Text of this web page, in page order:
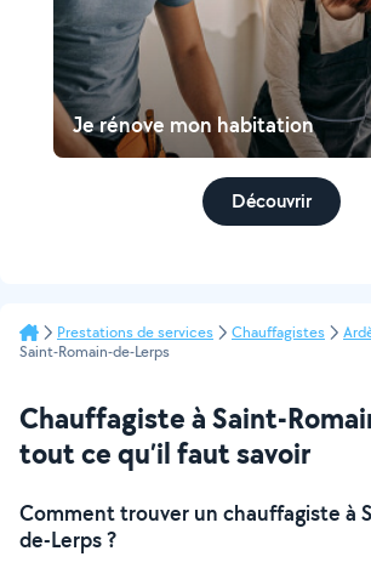
Je rénove mon habitation
Découvrir
Prestations de services Chauffagistes
Saint-Romain-de-Lerps
Chauffagiste à Saint-
tout ce qu’il faut savoir
Comment trouver un chauffagiste à
de-Lerps ?